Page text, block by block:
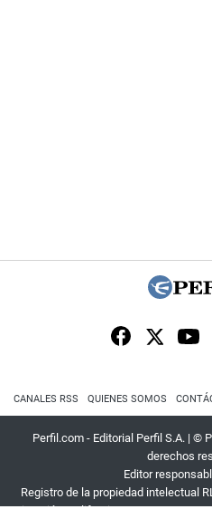
CANALES RSS QUIENES SOMOS
Perfil.com - Editorial Perfil S.A. | ©
derechos
Editor
Registro de la propiedad intelectual